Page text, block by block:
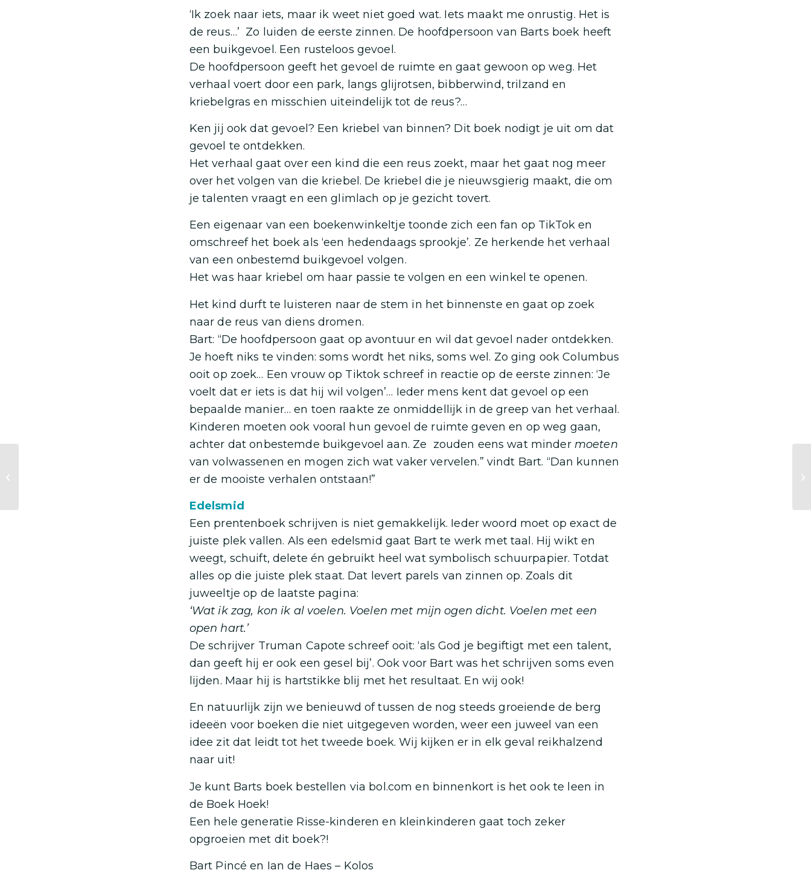
‘Ik zoek naar iets, maar ik weet niet goed wat. Iets maakt me onrustig. Het is
de reus…’ Zo luiden de eerste zinnen. De hoofdpersoon van Barts boek heeft
een buikgevoel. Een rusteloos gevoel.
De hoofdpersoon geeft het gevoel de ruimte en gaat gewoon op weg. Het
verhaal voert door een park, langs glijrotsen, bibberwind, trilzand en
kriebelgras en misschien uiteindelijk tot de reus?…
Ken jij ook dat gevoel? Een kriebel van binnen? Dit boek nodigt je uit om dat
gevoel te ontdekken.
Het verhaal gaat over een kind die een reus zoekt, maar het gaat nog meer
over het volgen van die kriebel. De kriebel die je nieuwsgierig maakt, die om
je talenten vraagt en een glimlach op je gezicht tovert.
Een eigenaar van een boekenwinkeltje toonde zich een fan op TikTok en
omschreef het boek als ‘een hedendaags sprookje’. Ze herkende het verhaal
van een onbestemd buikgevoel volgen.
Het was haar kriebel om haar passie te volgen en een winkel te openen.
Het kind durft te luisteren naar de stem in het binnenste en gaat op zoek
naar de reus van diens dromen.
Bart: “De hoofdpersoon gaat op avontuur en wil dat gevoel nader ontdekken.
Je hoeft niks te vinden: soms wordt het niks, soms wel. Zo ging ook Columbus
ooit op zoek… Een vrouw op Tiktok schreef in reactie op de eerste zinnen: ‘Je
voelt dat er iets is dat hij wil volgen’… Ieder mens kent dat gevoel op een
bepaalde manier… en toen raakte ze onmiddellijk in de greep van het verhaal.
Kinderen moeten ook vooral hun gevoel de ruimte geven en op weg gaan,
achter dat onbestemde buikgevoel aan. Ze zouden eens wat minder moeten
van volwassenen en mogen zich wat vaker vervelen.” vindt Bart. “Dan kunnen
er de mooiste verhalen ontstaan!”
Edelsmid
Een prentenboek schrijven is niet gemakkelijk. Ieder woord moet op exact de
juiste plek vallen. Als een edelsmid gaat Bart te werk met taal. Hij wikt en
weegt, schuift, delete én gebruikt heel wat symbolisch schuurpapier. Totdat
alles op die juiste plek staat. Dat levert parels van zinnen op. Zoals dit
juweeltje op de laatste pagina:
‘Wat ik zag, kon ik al voelen. Voelen met mijn ogen dicht. Voelen met een
open hart.’
De schrijver Truman Capote schreef ooit: ‘als God je begiftigt met een talent,
dan geeft hij er ook een gesel bij’. Ook voor Bart was het schrijven soms even
lijden. Maar hij is hartstikke blij met het resultaat. En wij ook!
En natuurlijk zijn we benieuwd of tussen de nog steeds groeiende de berg
ideeën voor boeken die niet uitgegeven worden, weer een juweel van een
idee zit dat leidt tot het tweede boek. Wij kijken er in elk geval reikhalzend
naar uit!
Je kunt Barts boek bestellen via bol.com en binnenkort is het ook te leen in
de Boek Hoek!
Een hele generatie Risse-kinderen en kleinkinderen gaat toch zeker
opgroeien met dit boek?!
Bart Pincé en Ian de Haes – Kolos